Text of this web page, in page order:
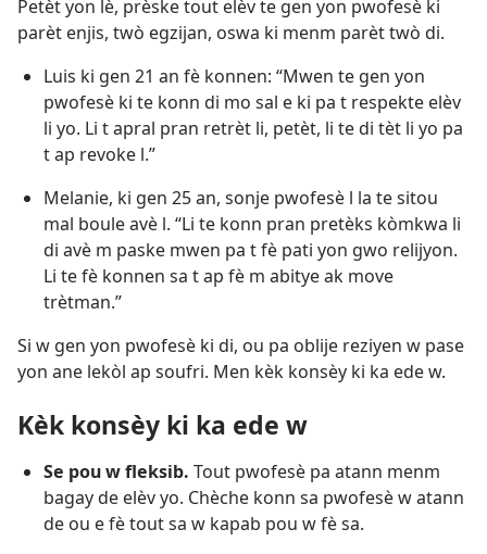
Petèt yon lè, prèske tout elèv te gen yon pwofesè ki
parèt enjis, twò egzijan, oswa ki menm parèt twò di.
Luis ki gen 21 an fè konnen: “Mwen te gen yon
pwofesè ki te konn di mo sal e ki pa t respekte elèv
li yo. Li t apral pran retrèt li, petèt, li te di tèt li yo pa
t ap revoke l.”
Melanie, ki gen 25 an, sonje pwofesè l la te sitou
mal boule avè l. “Li te konn pran pretèks kòmkwa li
di avè m paske mwen pa t fè pati yon gwo relijyon.
Li te fè konnen sa t ap fè m abitye ak move
trètman.”
Si w gen yon pwofesè ki di, ou pa oblije reziyen w pase
yon ane lekòl ap soufri. Men kèk konsèy ki ka ede w.
Kèk konsèy ki ka ede w
Se pou w fleksib. Tout pwofesè pa atann menm
bagay de elèv yo. Chèche konn sa pwofesè w atann
de ou e fè tout sa w kapab pou w fè sa.